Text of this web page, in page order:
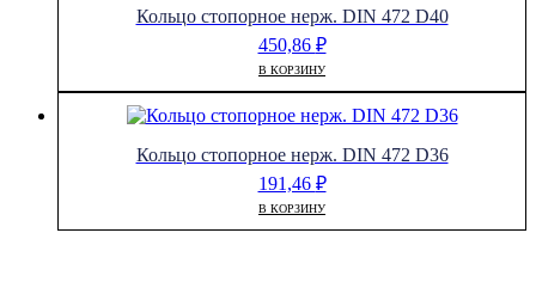
Кольцо стопорное нерж. DIN 472 D40
450,86 ₽
В КОРЗИНУ
Кольцо стопорное нерж. DIN 472 D36
191,46 ₽
В КОРЗИНУ